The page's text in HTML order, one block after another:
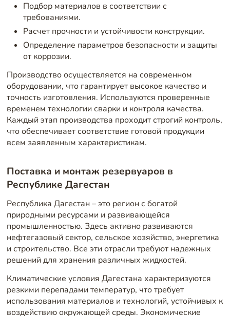
Подбор материалов в соответствии с
требованиями.
Расчет прочности и устойчивости конструкции.
Определение параметров безопасности и защиты
от коррозии.
Производство осуществляется на современном
оборудовании, что гарантирует высокое качество и
точность изготовления. Используются проверенные
временем технологии сварки и контроля качества.
Каждый этап производства проходит строгий контроль,
что обеспечивает соответствие готовой продукции
всем заявленным характеристикам.
Поставка и монтаж резервуаров в
Республике Дагестан
Республика Дагестан – это регион с богатой
природными ресурсами и развивающейся
промышленностью. Здесь активно развиваются
нефтегазовый сектор, сельское хозяйство, энергетика
и строительство. Все эти отрасли требуют надежных
решений для хранения различных жидкостей.
Климатические условия Дагестана характеризуются
резкими перепадами температур, что требует
использования материалов и технологий, устойчивых к
воздействию окружающей среды. Экономические